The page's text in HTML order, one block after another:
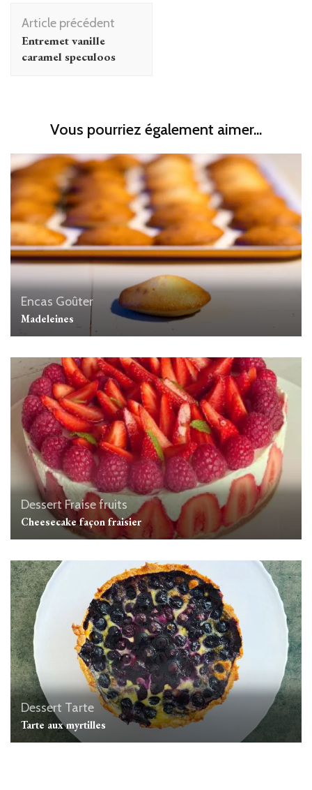
Navigation
d'article
Article précédent
Entremet vanille
caramel speculoos
Vous pourriez également aimer...
Encas Goûter
Madeleines
Dessert Fraisefruits
Cheesecake façon fraisier
Dessert Tarte
Tarte aux myrtilles